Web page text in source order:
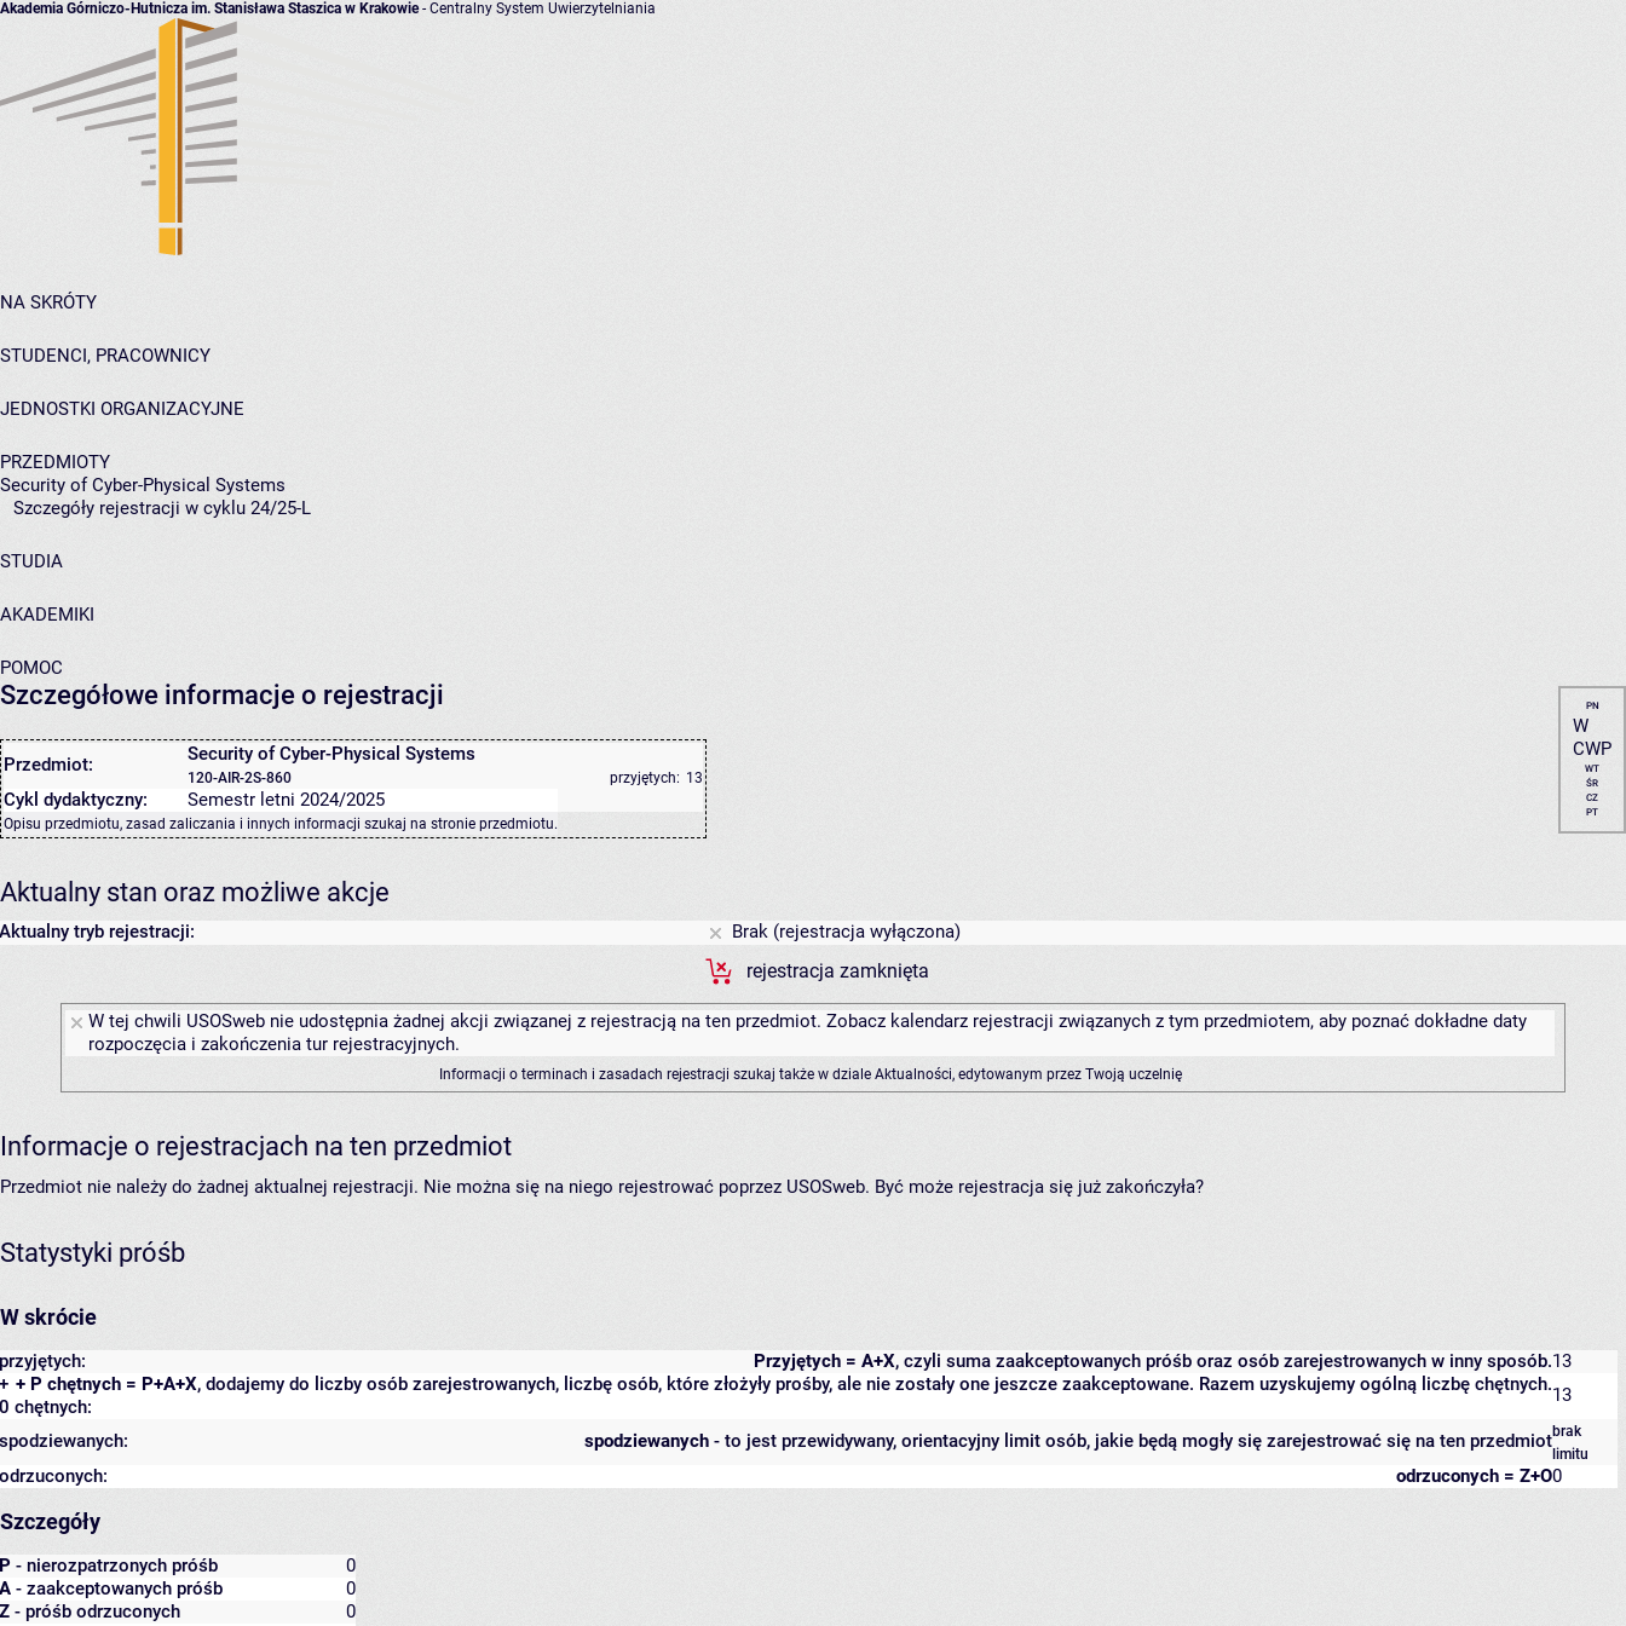
Akademia Górniczo-Hutnicza im. Stanisława Staszica w Krakowie- Centralny System Uwierzytelniania
NA SKRÓTY
STUDENCI, PRACOWNICY
JEDNOSTKI ORGANIZACYJNE
PRZEDMIOTY
Security of Cyber-Physical Systems
Szczegóły rejestracji w cyklu 24/25-L
STUDIA
AKADEMIKI
POMOC
Szczegółowe informacje o rejestracji
Przedmiot: Security of Cyber-Physical Systems
120-AIR-2S-860 przyjętych: 13
Cykl dydaktyczny: Semestr letni 2024/2025
Opisu przedmiotu, zasad zaliczania i innych informacji szukaj na stronie przedmiotu.
PN
W
CWP
WT
ŚR
CZ
PT
Aktualny stan oraz możliwe akcje
Aktualny tryb rejestracji:
Brak (rejestracja wyłączona)
rejestracja zamknięta
W tej chwili USOSweb nie udostępnia żadnej akcji związanej z rejestracją na ten przedmiot. Zobacz kalendarz rejestracji związanych z tym przedmiotem, aby poznać dokładne daty
rozpoczęcia i zakończenia tur rejestracyjnych.
Informacji o terminach i zasadach rejestracji szukaj także w dziale Aktualności, edytowanym przez Twoją uczelnię
Informacje o rejestracjach na ten przedmiot
Przedmiot nie należy do żadnej aktualnej rejestracji. Nie można się na niego rejestrować poprzez USOSweb. Być może rejestracja się już zakończyła?
Statystyki próśb
W skrócie
Przyjętych = A+X, czyli suma zaakceptowanych próśb oraz osób zarejestrowanych w inny sposób.
przyjętych:
13
+ P chętnych = P+A+X, dodajemy do liczby osób zarejestrowanych, liczbę osób, które złożyły prośby, ale nie zostały one jeszcze zaakceptowane. Razem uzyskujemy ogólną liczbę chętnych.
+
0 chętnych:
13
spodziewanych - to jest przewidywany, orientacyjny limit osób, jakie będą mogły się zarejestrować się na ten przedmiot
spodziewanych:
brak
limitu
odrzuconych = Z+O
odrzuconych: 0
Szczegóły
P - nierozpatrzonych próśb
0
A - zaakceptowanych próśb
0
Z - próśb odrzuconych
0